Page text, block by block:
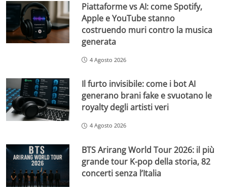
Piattaforme vs AI: come Spotify,
Apple e YouTube stanno
costruendo muri contro la musica
generata
4 Agosto 2026
Il furto invisibile: come i bot AI
generano brani fake e svuotano le
royalty degli artisti veri
4 Agosto 2026
BTS Arirang World Tour 2026: il più
grande tour K-pop della storia, 82
concerti senza l’Italia